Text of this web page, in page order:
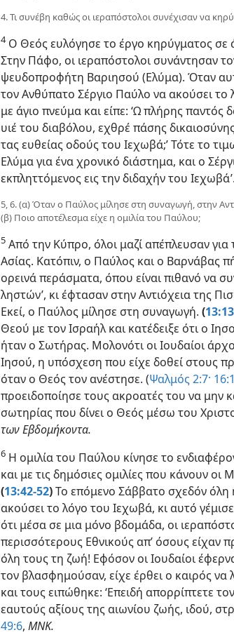
4. Τι συνέβη καθώς οι ιεραπόστολοι συνέχισαν να
4Ο Θεός ευλόγησε το έργο κηρύγματος σε
Στην Πάφο, οι ιεραπόστολοι συνάντησαν
ψευδοπροφήτη Βαριησού (Ελύμα). Όταν
τον Ανθύπατο Σέργιο Παύλο να ακούσει το
με άγιο πνεύμα και είπε: ‘Ω πλήρης παντός
υιέ του διαβόλου, εχθρέ πάσης
τας ευθείας οδούς του Ιεχωβά;’ Τότε το
Ελύμα για ένα χρονικό διάστημα, και ο
εκπληττόμενος εις την διδαχήν του Ιεχωβά’.
5, 6. (α) Όταν ο Παύλος μίλησε στη συναγωγή, στην
(β) Ποιο αποτέλεσμα είχε η ομιλία του Παύλου;
5 Από την Κύπρο, όλοι μαζί απέπλευσαν
Ασίας. Κατόπιν, ο Παύλος και ο Βαρνάβας
ορεινά περάσματα, όπου είναι πιθανό να
ληστών’, κι έφτασαν στην Αντιόχεια της
Εκεί, ο Παύλος μίλησε στη συναγωγή. (
Θεού με τον Ισραήλ και κατέδειξε ότι ο
ήταν ο Σωτήρας. Μολονότι οι Ιουδαίοι
Ιησού, η υπόσχεση που είχε δοθεί στους
όταν ο Θεός τον ανέστησε. (Ψαλμός 2:7·
προειδοποίησε τους ακροατές του να μην
σωτηρίας που δίνει ο Θεός μέσω του
των Εβδομήκοντα.
6 Η ομιλία του Παύλου κίνησε το
και με τις δημόσιες ομιλίες που κάνουν
(13:42-52)Το επόμενο Σάββατο σχεδόν
ακούσει το λόγο του Ιεχωβά, κι αυτό
ότι μέσα σε μια μόνο βδομάδα, οι
περισσότερους Εθνικούς απ’ όσους είχαν
όλη τους τη ζωή! Εφόσον οι Ιουδαίοι
τον βλασφημούσαν, είχε έρθει ο καιρός
και τους ειπώθηκε: ‘Επειδή απορρίπτετε
εαυτούς αξίους της αιωνίου ζωής, ιδού,
49:6, ΜΝΚ.